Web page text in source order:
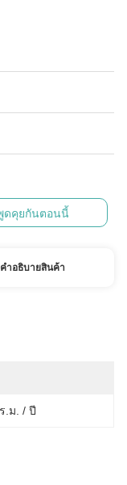
ดคุยกันตอนนี้
คําอธิบายสินค้า
.ม. / ปี